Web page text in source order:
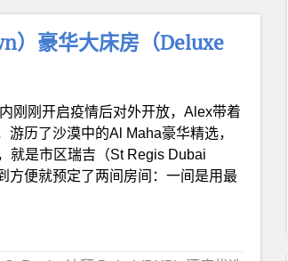
）豪华大床房（Deluxe
刚刚开启疫情后对外开放，Alex带着
历了沙漠中的Al Maha豪华精选，
就是市区瑞吉（St Regis Dubai
方便就预定了两间房间：一间是用最